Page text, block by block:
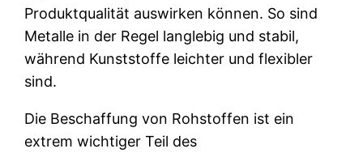
Produktqualität auswirken können. So sind
Metalle in der Regel langlebig und stabil,
während Kunststoffe leichter und flexibler
sind.
Die Beschaffung von Rohstoffen ist ein
extrem wichtiger Teil des